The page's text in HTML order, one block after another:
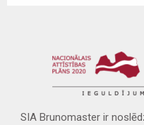
SIA Brunomaster ir